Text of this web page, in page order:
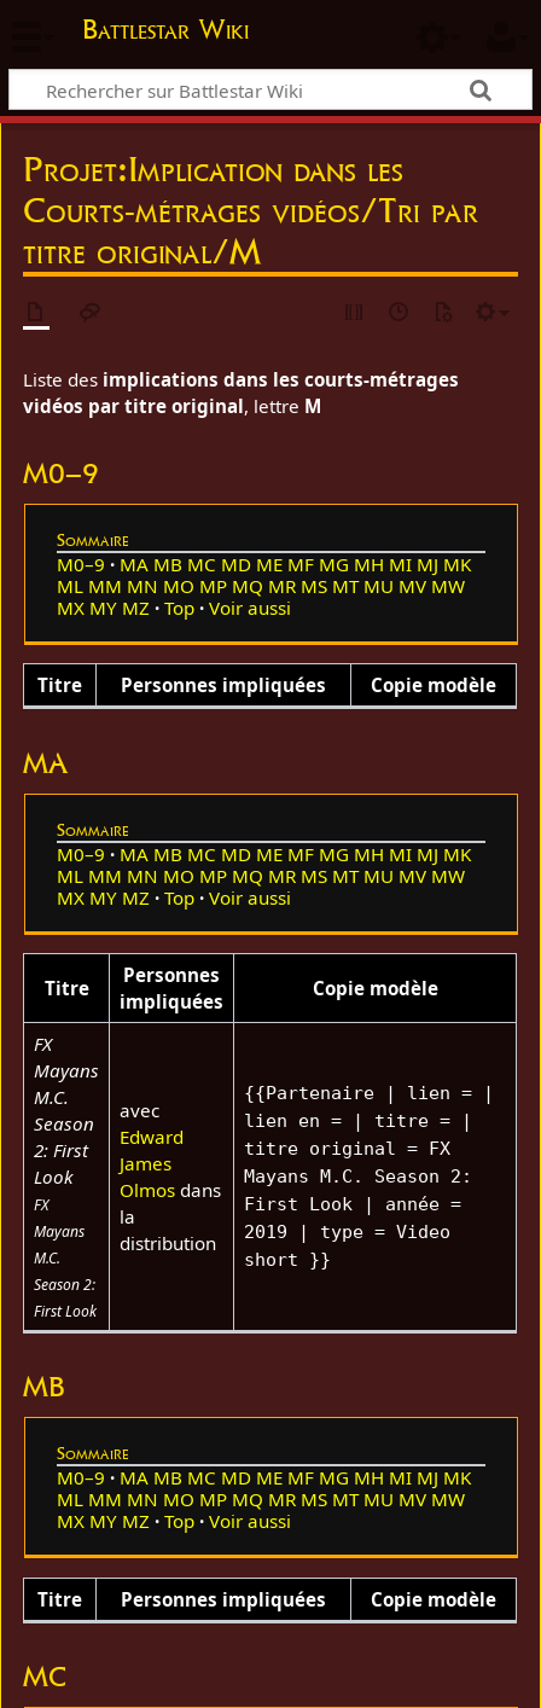
Battlestar Wiki
Projet:Implication dans les
Courts-métrages vidéos/Tri par
titre original/M
Liste des implications dans les courts-métrages
vidéos par titre original, lettre M
M0–9
Sommaire
M0–9 MA MB MC MD ME MF MG MH MI MJ MK
ML MM MN MO MP MQ MR MS MT MU MV MW
MX MY MZ Top Voir aussi
Titre Personnes impliquées Copie modèle
MA
Sommaire
M0–9 MA MB MC MD ME MF MG MH MI MJ MK
ML MM MN MO MP MQ MR MS MT MU MV MW
MX MY MZ Top Voir aussi
Titre
Personnes
impliquées
Copie modèle
FX
Mayans
M.C.
Season
2: First
Look
FX
Mayans
M.C.
Season 2:
First Look
avec
Edward
James
Olmosdans
la
distribution
{{Partenaire | lien = |
lien en = | titre = |
titre original = FX
Mayans M.C. Season 2:
First Look | année =
2019 | type = Video
short }}
MB
Sommaire
M0–9 MA MB MC MD ME MF MG MH MI MJ MK
ML MM MN MO MP MQ MR MS MT MU MV MW
MX MY MZ Top Voir aussi
Titre Personnes impliquées Copie modèle
MC